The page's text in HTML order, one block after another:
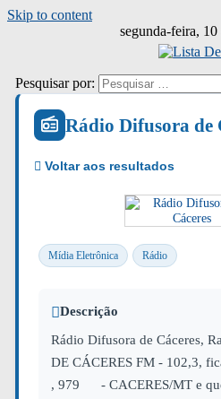
Skip to content
segunda-feira,
Pesquisar por:
Rádio Difusora de
Mídia Eletrônica Rádio
Descrição
Rádio Difusora de Cáceres,
DE CÁCERES FM - 102,3,
, 979 - CACERES/MT e que